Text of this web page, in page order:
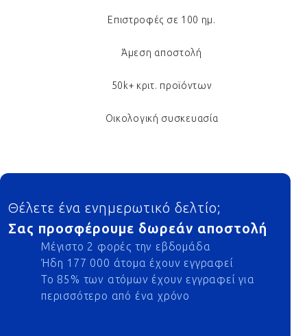
Επιστροφές σε 100 ημ.
Άμεση αποστολή
50k+ κριτ. προϊόντων
Οικολογική συσκευασία
Footer
Θέλετε ένα ενημερωτικό δελτίο;
Σας προσφέρουμε δωρεάν αποστολή
Μέγιστο 2 φορές την εβδομάδα
Ήδη 177 000 άτομα έχουν εγγραφεί
Το 85% των ατόμων έχουν εγγραφεί για
περισσότερο από ένα χρόνο